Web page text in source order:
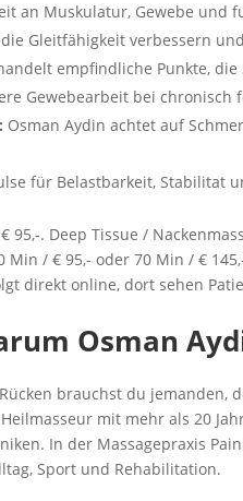
an Muskulatur, Gewebe und
Gleitfähigkeit verbessern
empfindliche Punkte,
Gewebearbeit bei chronisch
Osman Aydin achtet auf
für Belastbarkeit, Stabilitat
95,-. Deep Tissue /
Min / € 95,- oder 70 Min / €
direkt online, dort sehen
Osman
brauchst du
mit mehr als 20
In der Massagepraxis
Sport und Rehabilitation.